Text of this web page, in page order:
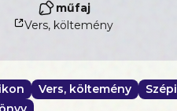
Ábel Anita,
Bánki György,
műfaj
Vers, költemény
Vers, költemény